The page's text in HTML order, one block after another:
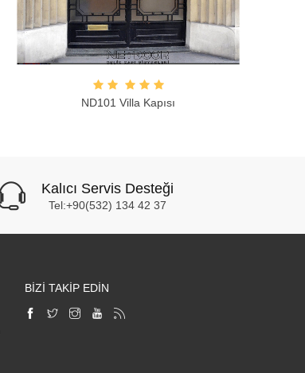
ND101 Villa Kapısı
Kalıcı Servis Desteği
Tel:+90(532) 134 42 37
BİZİ TAKİP EDİN